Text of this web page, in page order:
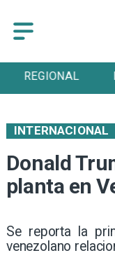
ENTRETENCIÓN
Donald
planta en
Se reporta la
venezolano
INTERNACIONAL